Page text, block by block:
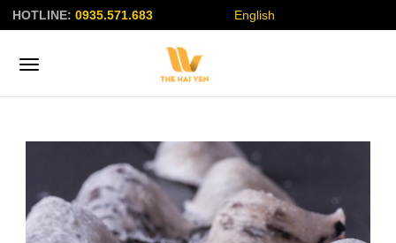
HOTLINE: 0935.571.683 English